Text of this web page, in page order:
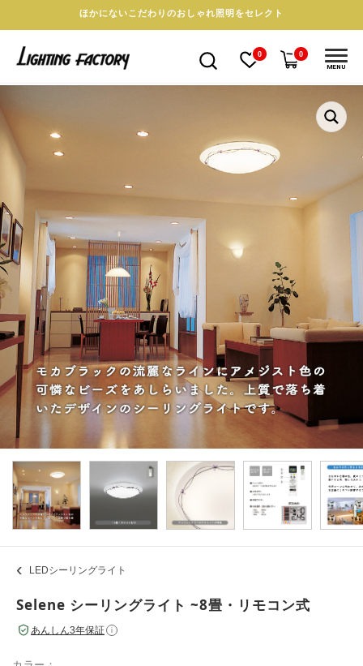
ほかにないこだわりのおしゃれ照明をセレクト
0 0
MENU
LEDシーリングライト
Selene シーリングライト ~8畳・リモコン式
あんしん3年保証 i